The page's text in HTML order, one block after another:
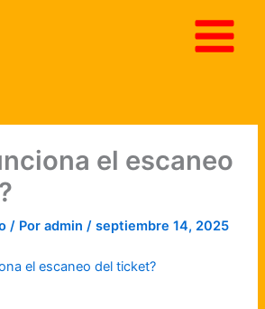
el escaneo
/ Poradmin/septiembre 14, 2025
el escaneo del ticket?